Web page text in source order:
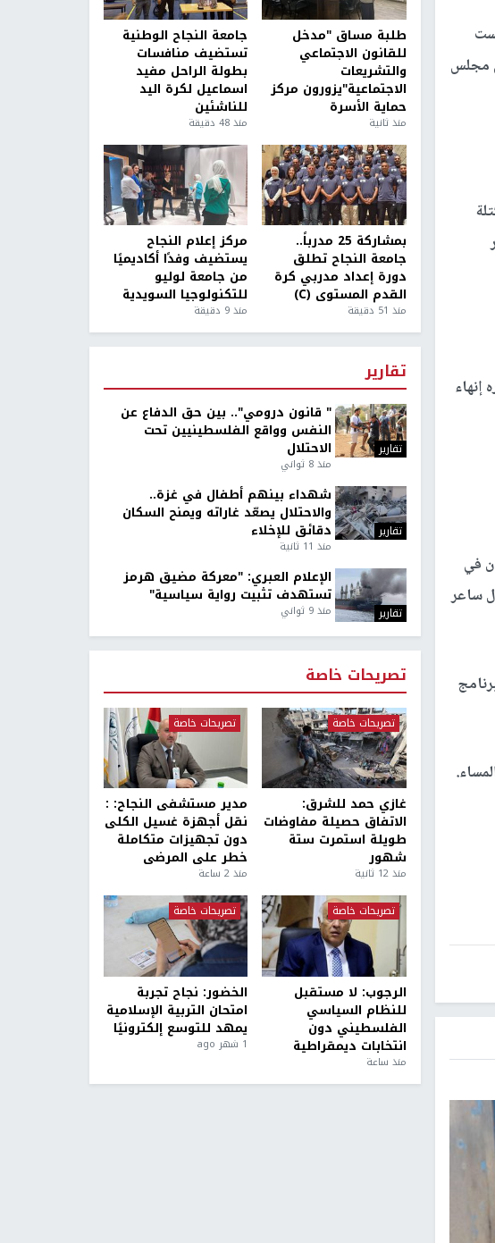
مجلس
في
ساعر
طلبة مساق "مدخل
للقانون الاجتماعي
والتشريعات
الاجتماعية"يزورون مركز
حماية الأسرة
منذ ثانية
جامعة النجاح الوطنية
تستضيف منافسات
بطولة الراحل مفيد
اسماعيل لكرة اليد
للناشئين
منذ 48 دقيقة
بمشاركة 25 مدرباً..
جامعة النجاح تطلق
دورة إعداد مدربي كرة
القدم المستوى (C)
منذ 51 دقيقة
مركز إعلام النجاح
يستضيف وفدًا أكاديميًا
من جامعة لوليو
للتكنولوجيا السويدية
منذ 9 دقيقة
تقارير
تقارير
" قانون درومي".. بين حق الدفاع عن
النفس وواقع الفلسطينيين تحت
الاحتلال
منذ 8 ثواني
تقارير
شهداء بينهم أطفال في غزة..
والاحتلال يصعّد غاراته ويمنح السكان
دقائق للإخلاء
منذ 11 ثانية
تقارير
الإعلام العبري: "معركة مضيق هرمز
تستهدف تثبيت رواية سياسية"
منذ 9 ثواني
تصريحات خاصة
تصريحات خاصة
غازي حمد للشرق:
الاتفاق حصيلة مفاوضات
طويلة استمرت ستة
شهور
منذ 12 ثانية
تصريحات خاصة
مدير مستشفى النجاح: :
نقل أجهزة غسيل الكلى
دون تجهيزات متكاملة
خطر على المرضى
منذ 2 ساعة
تصريحات خاصة
الرجوب: لا مستقبل
للنظام السياسي
الفلسطيني دون
انتخابات ديمقراطية
منذ ساعة
تصريحات خاصة
الخضور: نجاح تجربة
امتحان التربية الإسلامية
يمهد للتوسع إلكترونيًا
1 شهر ago